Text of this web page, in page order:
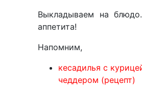
Выкладываем на
аппетита!
Напомним,
кесадилья с
чеддером (рецепт)